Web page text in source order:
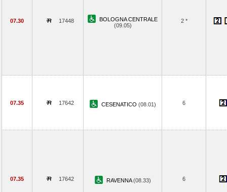
07.30 17448
BOLOGNA CENTRALE
(09.05)
2 *
07.35 17642 CESENATICO (08.01) 6
07.35 17642 RAVENNA(08.33) 6